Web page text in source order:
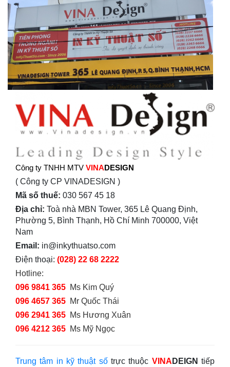
Công ty TNHH MTV VINADESIGN
( Công ty CP VINADESIGN )
Mã số thuế: 030 567 45 18
Địa chỉ: Toà nhà MBN Tower, 365 Lê Quang Định,
Phường 5, Bình Thạnh, Hồ Chí Minh 700000, Việt
Nam
Email: in@inkythuatso.com
Điện thoại: (028) 22 68 2222
Hotline:
096 9841 365 Ms Kim Quý
096 4657 365 Mr Quốc Thái
096 2941 365 Ms Hương Xuân
096 4212 365 Ms Mỹ Ngọc
Trung tâm in kỹ thuật sốtrực thuộc VINA DEIGN tiếp